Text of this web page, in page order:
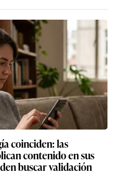
coinciden: las
contenido en sus
buscar validación